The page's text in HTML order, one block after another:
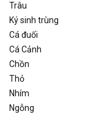
Trâu
Ký sinh trùng
Cá đuối
Cá Cảnh
Chồn
Thỏ
Nhím
Ngỗng